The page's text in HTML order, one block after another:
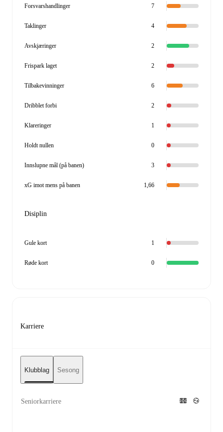
Forsvarshandlinger 7
Taklinger 4
Avskjæringer 2
Frispark laget 2
Tilbakevinninger 6
Dribblet forbi 2
Klareringer 1
Holdt nullen 0
Innslupne mål (på banen) 3
xG imot mens på banen 1,66
Disiplin
Gule kort 1
Røde kort 0
Karriere
Klubblag Sesong
Seniorkarriere